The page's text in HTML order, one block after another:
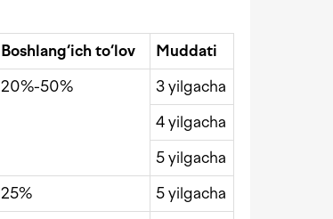
Boshlang‘ich to‘lov
Muddati
20%-50%
3 yilgacha
4 yilgacha
5 yilgacha
25%
5 yilgacha